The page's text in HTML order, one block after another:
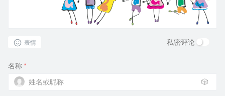
表情 私密评论
名称 *
🎲